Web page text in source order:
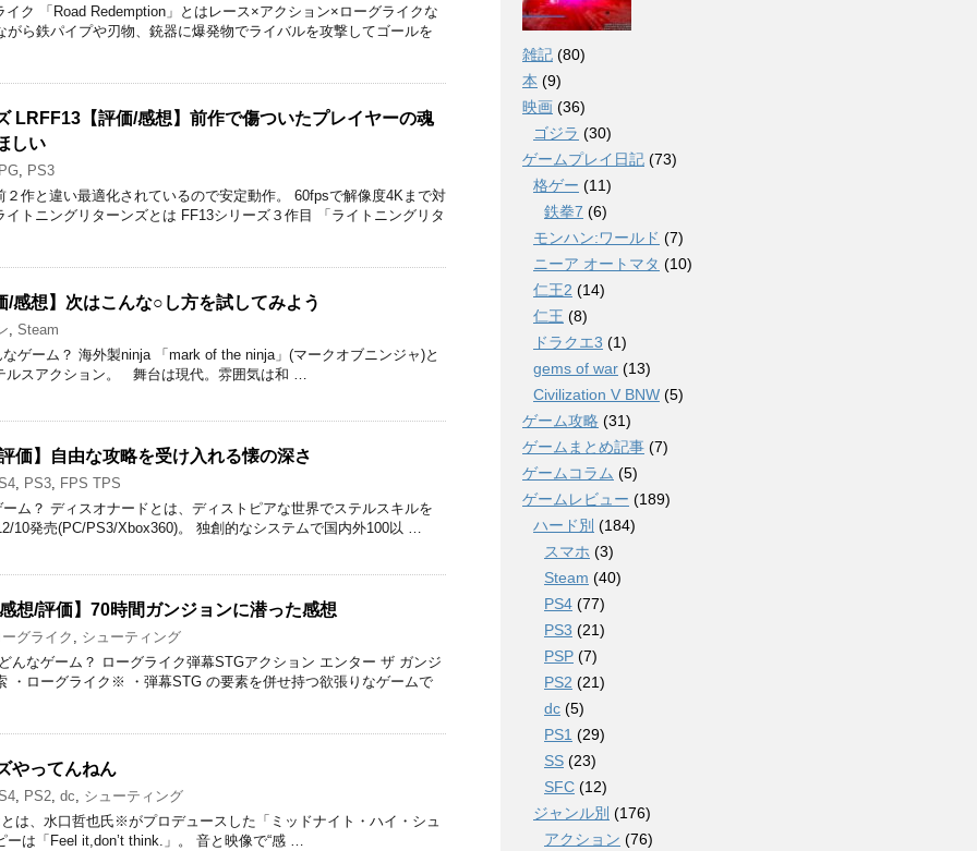
ク 「Road Redemption」とはレース×アクション×ローグライクな
がら鉄パイプや刃物、銃器に爆発物でライバルを攻撃してゴールを
LRFF13【評価/感想】前作で傷ついたプレイヤーの魂
しい
, PS3
作と違い最適化されているので安定動作。 60fpsで解像度4Kまで対
イトニングリターンズとは FF13シリーズ３作目 「ライトニングリタ
感想】次はこんな○し方を試してみよう
, Steam
ゲーム？ 海外製ninja 「mark of the ninja」(マークオブニンジャ)と
ルスアクション。 舞台は現代。雰囲気は和 …
価】自由な攻略を受け入れる懐の深さ
, PS3, FPS TPS
ム？ ディスオナードとは、ディストピアな世界でステルスキルを
10発売(PC/PS3/Xbox360)。 独創的なシステムで国内外100以 …
想/評価】70時間ガンジョンに潜った感想
ーグライク , シューティング
んなゲーム？ ローグライク弾幕STGアクション エンター ザ ガンジ
・ローグライク※ ・弾幕STG の要素を併せ持つ欲張りなゲームで
やってんねん
, PS2, dc, シューティング
は、水口哲也氏※がプロデュースした「ミッドナイト・ハイ・シュ
ーは「Feel it,don’t think.」。 音と映像で“感 …
雑記 (80)
本 (9)
映画 (36)
ゴジラ (30)
ゲームプレイ日記 (73)
格ゲー (11)
鉄拳7 (6)
モンハン:ワールド (7)
ニーア オートマタ (10)
仁王2 (14)
仁王 (8)
ドラクエ3 (1)
gems of war (13)
Civilization V BNW (5)
ゲーム攻略 (31)
ゲームまとめ記事 (7)
ゲームコラム (5)
ゲームレビュー (189)
ハード別 (184)
スマホ (3)
Steam (40)
PS4 (77)
PS3 (21)
PSP (7)
PS2 (21)
dc (5)
PS1 (29)
SS (23)
SFC (12)
ジャンル別 (176)
アクション (76)